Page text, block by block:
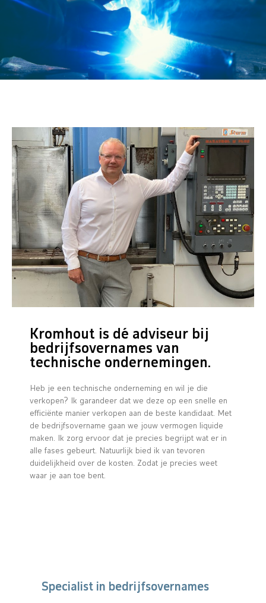
Kromhout is dé adviseur bij
bedrijfsovernames van
technische ondernemingen.
Heb je een technische onderneming en wil je die
verkopen? Ik garandeer dat we deze op een snelle en
efficiënte manier verkopen aan de beste kandidaat. Met
de bedrijfsovername gaan we jouw vermogen liquide
maken. Ik zorg ervoor dat je precies begrijpt wat er in
alle fases gebeurt. Natuurlijk bied ik van tevoren
duidelijkheid over de kosten. Zodat je precies weet
waar je aan toe bent.
Specialist in bedrijfsovernames